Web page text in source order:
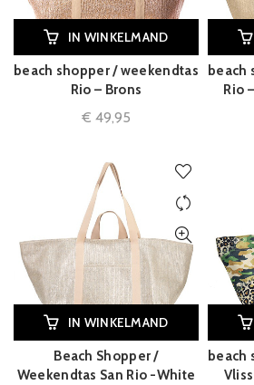
IN WINKELMAND
beach shopper / weekendtas
Rio – Brons
€ 49,95
beach
Rio
IN WINKELMAND
Beach Shopper /
Weekendtas San Rio -White
beach